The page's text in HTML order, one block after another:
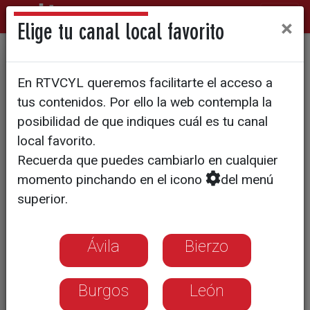
Los trajes de Las Ánimas se
exponen antes del desfile
Elige tu canal local favorito ×
En RTVCYL queremos facilitarte el acceso a
tus contenidos. Por ello la web contempla la
posibilidad de que indiques cuál es tu canal
local favorito.
Recuerda que puedes cambiarlo en cualquier
momento pinchando en el icono
del menú
superior.
Ávila Bierzo
Burgos León